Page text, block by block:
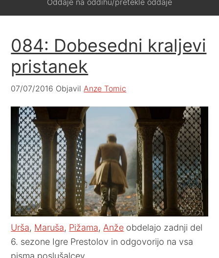
Oddaje na oddihu/pretekle oddaje
084: Dobesedni kraljevi
pristanek
07/07/2016 ObjavilAnze Tomic
Urša, Maruša, Pižama,Anže obdelajo zadnji del
6. sezone Igre Prestolov in odgovorijo na vsa